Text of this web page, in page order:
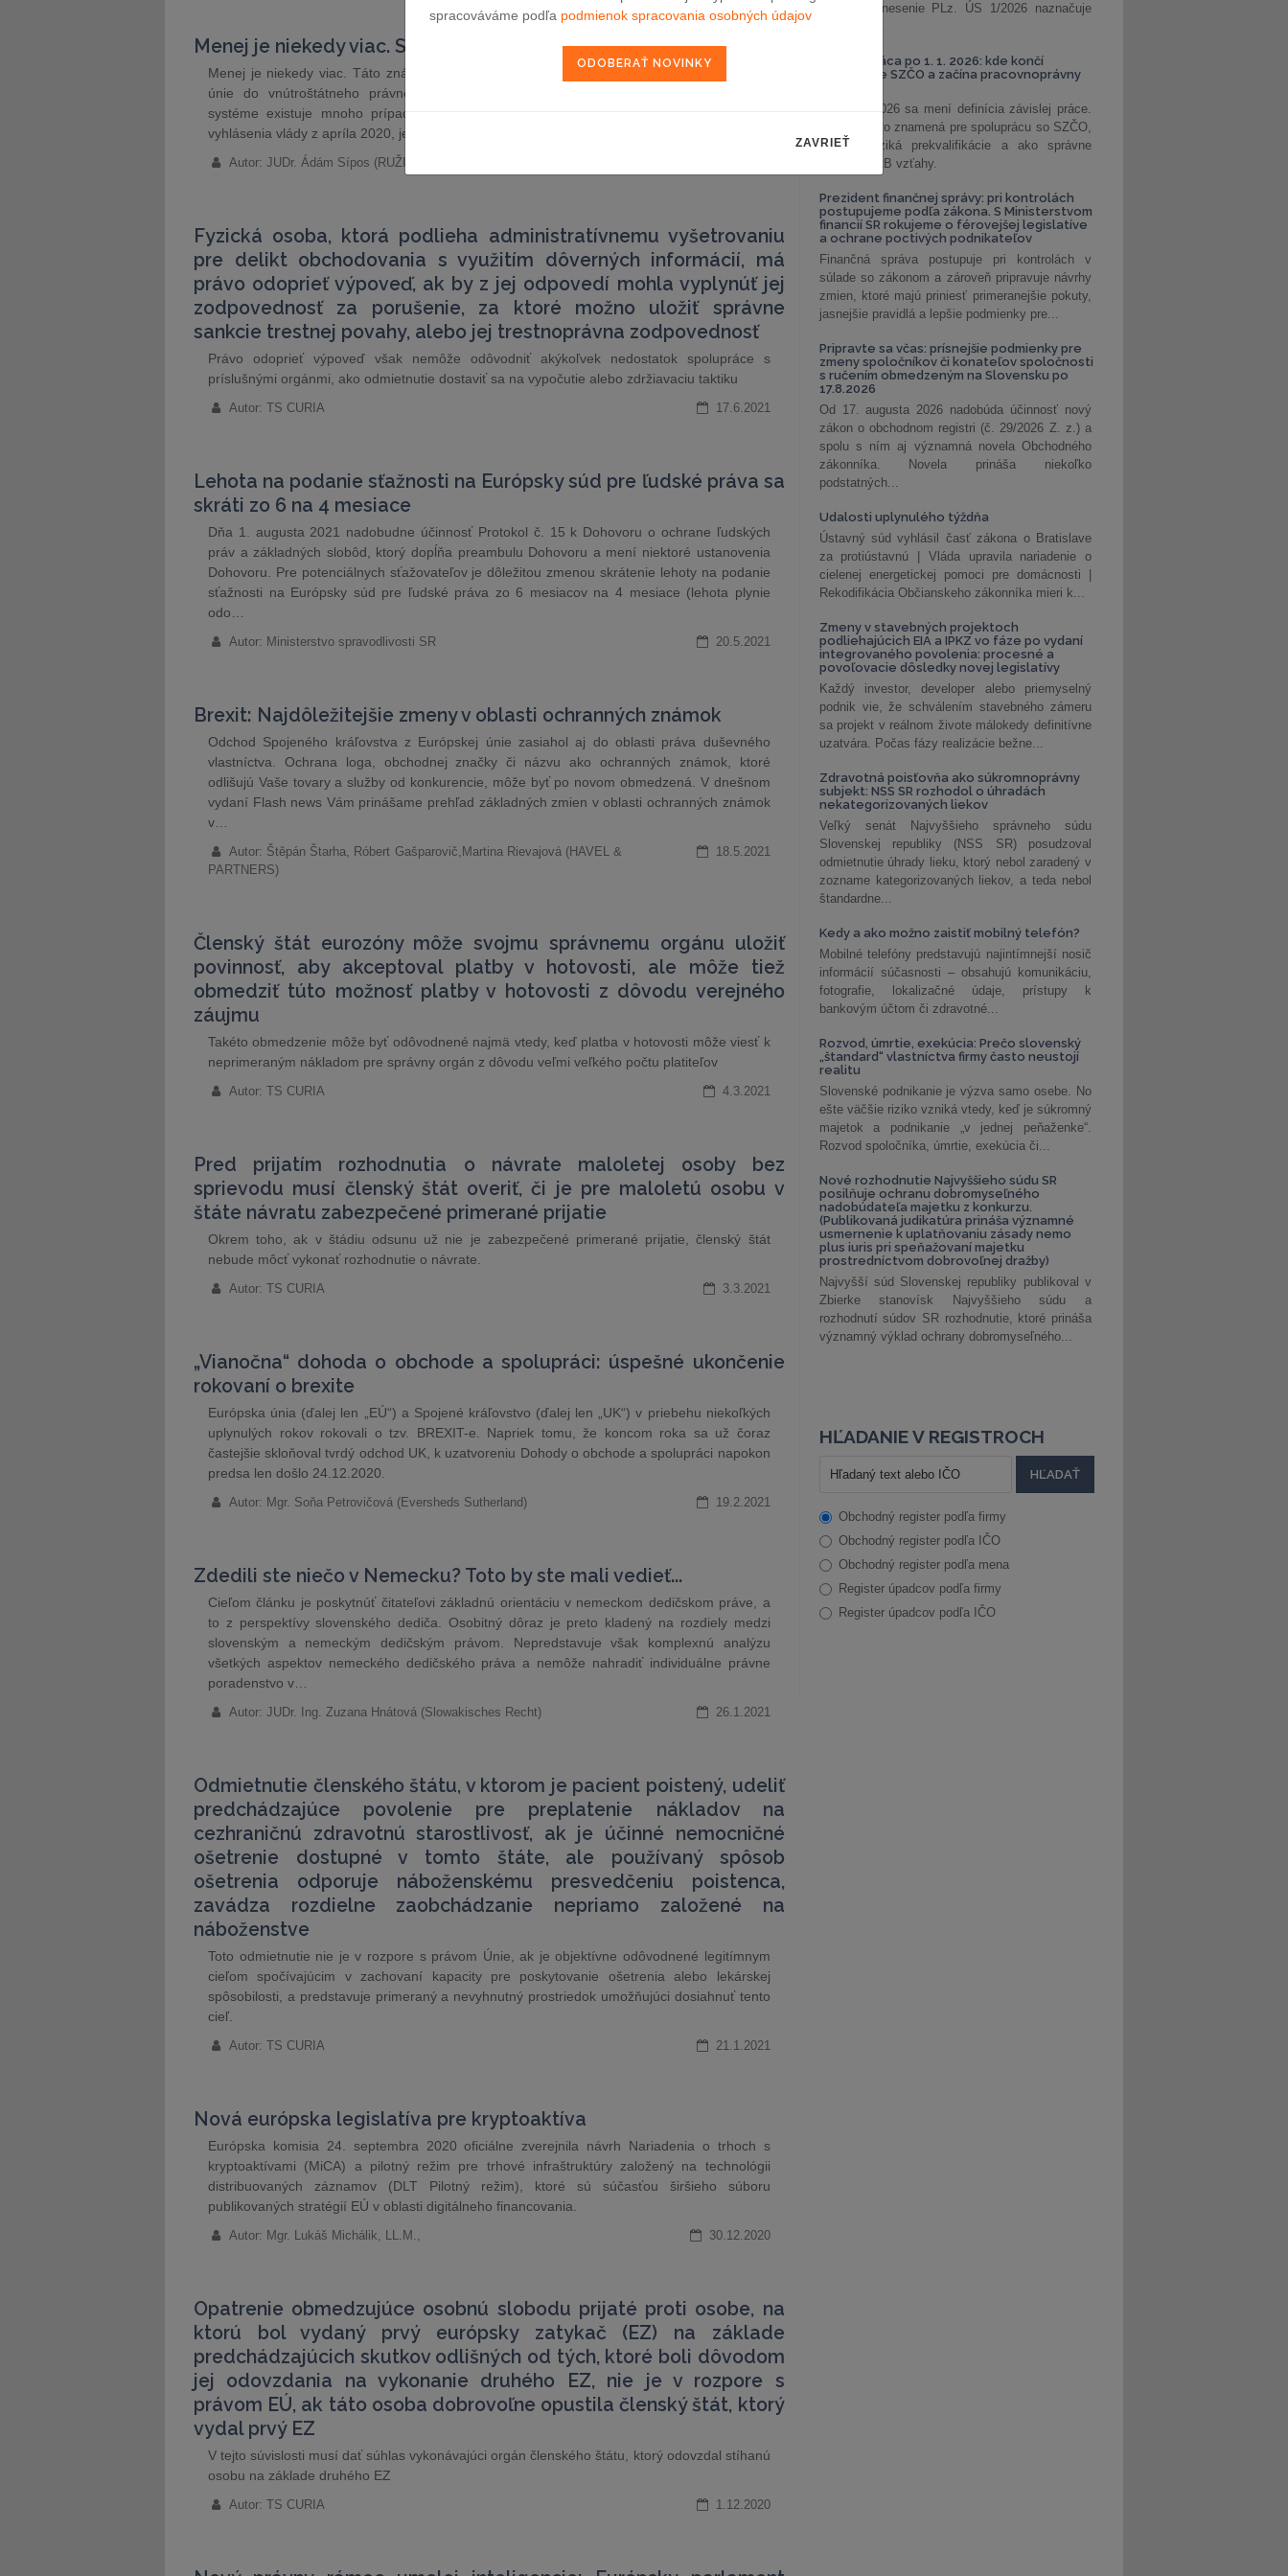
Menej je niekedy viac. Slovensko a fenomén gold-platingu
Menej je niekedy viac. Táto známa veta platí aj v prípade transpozície smerníc Európskej
únie do vnútroštátneho právneho poriadku členských štátov. V slovenskom právnom
systéme existuje mnoho prípadov neodôvodneného gold-platingu. Podľa programového
vyhlásenia vlády z apríla 2020, jednou z hlavných priorít vlády je vytvorenie efektívneho…
Autor: JUDr. Ádám Sípos (RUŽIČKA AND PARTNERS)
Fyzická osoba, ktorá podlieha administratívnemu vyšetrovaniu
pre delikt obchodovania s využitím dôverných informácií, má
právo odoprieť výpoveď, ak by z jej odpovedí mohla vyplynúť jej
zodpovednosť za porušenie, za ktoré možno uložiť správne
sankcie trestnej povahy, alebo jej trestnoprávna zodpovednosť
Právo odoprieť výpoveď však nemôže odôvodniť akýkoľvek nedostatok spolupráce s
príslušnými orgánmi, ako odmietnutie dostaviť sa na vypočutie alebo zdržiavaciu taktiku
Autor: TS CURIA 17.6.2021
Lehota na podanie sťažnosti na Európsky súd pre ľudské práva sa
skráti zo 6 na 4 mesiace
Dňa 1. augusta 2021 nadobudne účinnosť Protokol č. 15 k Dohovoru o ochrane ľudských
práv a základných slobôd, ktorý dopĺňa preambulu Dohovoru a mení niektoré ustanovenia
Dohovoru. Pre potenciálnych sťažovateľov je dôležitou zmenou skrátenie lehoty na podanie
sťažnosti na Európsky súd pre ľudské práva zo 6 mesiacov na 4 mesiace (lehota plynie
odo…
Autor: Ministerstvo spravodlivosti SR 20.5.2021
Brexit: Najdôležitejšie zmeny v oblasti ochranných známok
Odchod Spojeného kráľovstva z Európskej únie zasiahol aj do oblasti práva duševného
vlastníctva. Ochrana loga, obchodnej značky či názvu ako ochranných známok, ktoré
odlišujú Vaše tovary a služby od konkurencie, môže byť po novom obmedzená. V dnešnom
vydaní Flash news Vám prinášame prehľad základných zmien v oblasti ochranných známok
v…
Autor: Štěpán Štarha, Róbert Gašparovič,Martina Rievajová (HAVEL &
PARTNERS)
18.5.2021
Členský štát eurozóny môže svojmu správnemu orgánu uložiť
povinnosť, aby akceptoval platby v hotovosti, ale môže tiež
obmedziť túto možnosť platby v hotovosti z dôvodu verejného
záujmu
Takéto obmedzenie môže byť odôvodnené najmä vtedy, keď platba v hotovosti môže viesť k
neprimeraným nákladom pre správny orgán z dôvodu veľmi veľkého počtu platiteľov
Autor: TS CURIA 4.3.2021
Pred prijatím rozhodnutia o návrate maloletej osoby bez
sprievodu musí členský štát overiť, či je pre maloletú osobu v
štáte návratu zabezpečené primerané prijatie
Okrem toho, ak v štádiu odsunu už nie je zabezpečené primerané prijatie, členský štát
nebude môcť vykonať rozhodnutie o návrate.
Autor: TS CURIA 3.3.2021
„Vianočna“ dohoda o obchode a spolupráci: úspešné ukončenie
rokovaní o brexite
Európska únia (ďalej len „EÚ“) a Spojené kráľovstvo (ďalej len „UK“) v priebehu niekoľkých
uplynulých rokov rokovali o tzv. BREXIT-e. Napriek tomu, že koncom roka sa už čoraz
častejšie skloňoval tvrdý odchod UK, k uzatvoreniu Dohody o obchode a spolupráci napokon
predsa len došlo 24.12.2020.
Autor: Mgr. Soňa Petrovičová (Eversheds Sutherland) 19.2.2021
Zdedili ste niečo v Nemecku? Toto by ste mali vedieť...
Cieľom článku je poskytnúť čitateľovi základnú orientáciu v nemeckom dedičskom práve, a
to z perspektívy slovenského dediča. Osobitný dôraz je preto kladený na rozdiely medzi
slovenským a nemeckým dedičským právom. Nepredstavuje však komplexnú analýzu
všetkých aspektov nemeckého dedičského práva a nemôže nahradiť individuálne právne
poradenstvo v…
Autor: JUDr. Ing. Zuzana Hnátová (Slowakisches Recht) 26.1.2021
Odmietnutie členského štátu, v ktorom je pacient poistený, udeliť
predchádzajúce povolenie pre preplatenie nákladov na
cezhraničnú zdravotnú starostlivosť, ak je účinné nemocničné
ošetrenie dostupné v tomto štáte, ale používaný spôsob
ošetrenia odporuje náboženskému presvedčeniu poistenca,
zavádza rozdielne zaobchádzanie nepriamo založené na
náboženstve
Toto odmietnutie nie je v rozpore s právom Únie, ak je objektívne odôvodnené legitímnym
cieľom spočívajúcim v zachovaní kapacity pre poskytovanie ošetrenia alebo lekárskej
spôsobilosti, a predstavuje primeraný a nevyhnutný prostriedok umožňujúci dosiahnuť tento
cieľ.
Autor: TS CURIA 21.1.2021
Nová európska legislatíva pre kryptoaktíva
Európska komisia 24. septembra 2020 oficiálne zverejnila návrh Nariadenia o trhoch s
kryptoaktívami (MiCA) a pilotný režim pre trhové infraštruktúry založený na technológii
distribuovaných záznamov (DLT Pilotný režim), ktoré sú súčasťou širšieho súboru
publikovaných stratégií EÚ v oblasti digitálneho financovania.
Autor: Mgr. Lukáš Michálik, LL.M., 30.12.2020
Opatrenie obmedzujúce osobnú slobodu prijaté proti osobe, na
ktorú bol vydaný prvý európsky zatykač (EZ) na základe
predchádzajúcich skutkov odlišných od tých, ktoré boli dôvodom
jej odovzdania na vykonanie druhého EZ, nie je v rozpore s
právom EÚ, ak táto osoba dobrovoľne opustila členský štát, ktorý
vydal prvý EZ
V tejto súvislosti musí dať súhlas vykonávajúci orgán členského štátu, ktorý odovzdal stíhanú
osobu na základe druhého EZ
Autor: TS CURIA 1.12.2020
celkov. Uznesenie PLz. ÚS 1/2026 naznačuje
odklon od...
Závislá práca po 1. 1. 2026: kde končí
podnikanie SZČO a začína pracovnoprávny
Od 1. 1. 2026 sa mení definícia závislej práce.
Zistite, čo to znamená pre spoluprácu so SZČO,
aké sú riziká prekvalifikácie a ako správne
nastaviť B2B vzťahy.
Prezident finančnej správy: pri kontrolách
postupujeme podľa zákona. S Ministerstvom
financií SR rokujeme o férovejšej legislatíve
a ochrane poctivých podnikateľov
Finančná správa postupuje pri kontrolách v
súlade so zákonom a zároveň pripravuje návrhy
zmien, ktoré majú priniesť primeranejšie pokuty,
jasnejšie pravidlá a lepšie podmienky pre...
Pripravte sa včas: prísnejšie podmienky pre
zmeny spoločníkov či konateľov spoločnosti
s ručením obmedzeným na Slovensku po
17.8.2026
Od 17. augusta 2026 nadobúda účinnosť nový
zákon o obchodnom registri (č. 29/2026 Z. z.) a
spolu s ním aj významná novela Obchodného
zákonníka. Novela prináša niekoľko
podstatných...
Udalosti uplynulého týždňa
Ústavný súd vyhlásil časť zákona o Bratislave
za protiústavnú | Vláda upravila nariadenie o
cielenej energetickej pomoci pre domácnosti |
Rekodifikácia Občianskeho zákonníka mieri k...
Zmeny v stavebných projektoch
podliehajúcich EIA a IPKZ vo fáze po vydaní
integrovaného povolenia: procesné a
povoľovacie dôsledky novej legislatívy
Každý investor, developer alebo priemyselný
podnik vie, že schválením stavebného zámeru
sa projekt v reálnom živote málokedy definitívne
uzatvára. Počas fázy realizácie bežne...
Zdravotná poisťovňa ako súkromnoprávny
subjekt: NSS SR rozhodol o úhradách
nekategorizovaných liekov
Veľký senát Najvyššieho správneho súdu
Slovenskej republiky (NSS SR) posudzoval
odmietnutie úhrady lieku, ktorý nebol zaradený v
zozname kategorizovaných liekov, a teda nebol
štandardne...
Kedy a ako možno zaistiť mobilný telefón?
Mobilné telefóny predstavujú najintímnejší nosič
informácií súčasnosti – obsahujú komunikáciu,
fotografie, lokalizačné údaje, prístupy k
bankovým účtom či zdravotné...
Rozvod, úmrtie, exekúcia: Prečo slovenský
„štandard“ vlastníctva firmy často neustojí
realitu
Slovenské podnikanie je výzva samo osebe. No
ešte väčšie riziko vzniká vtedy, keď je súkromný
majetok a podnikanie „v jednej peňaženke“.
Rozvod spoločníka, úmrtie, exekúcia či...
Nové rozhodnutie Najvyššieho súdu SR
posilňuje ochranu dobromyseľného
nadobúdateľa majetku z konkurzu.
(Publikovaná judikatúra prináša významné
usmernenie k uplatňovaniu zásady nemo
plus iuris pri speňažovaní majetku
prostredníctvom dobrovoľnej dražby)
Najvyšší súd Slovenskej republiky publikoval v
Zbierke stanovísk Najvyššieho súdu a
rozhodnutí súdov SR rozhodnutie, ktoré prináša
významný výklad ochrany dobromyseľného...
HĽADANIE V REGISTROCH
Obchodný register podľa firmy
Obchodný register podľa IČO
Obchodný register podľa mena
Register úpadcov podľa firmy
Register úpadcov podľa IČO
spracováváme podľa podmienok spracovania osobných údajov
ZAVRIEŤ